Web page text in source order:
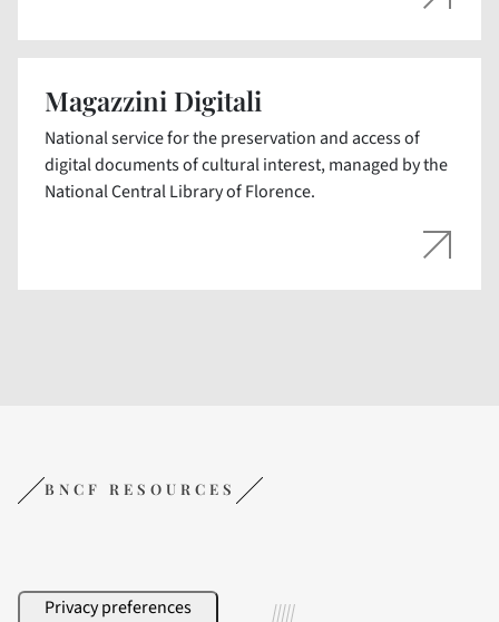
Magazzini Digitali
National service for the preservation and access of
digital documents of cultural interest, managed by the
National Central Library of Florence.
BNCF RESOURCES